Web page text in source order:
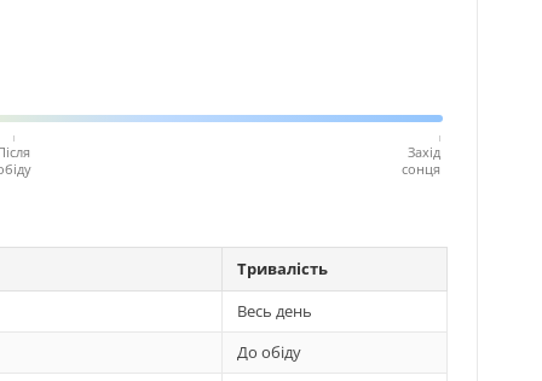
Захід
сонця
Тривалість
Весь день
До обіду